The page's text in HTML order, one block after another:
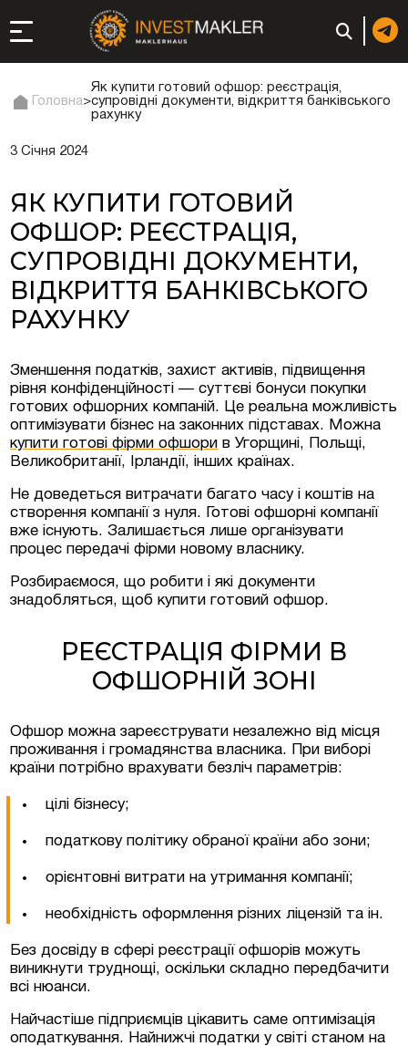
довгострокової
та супутні
реєстрація чи
ОАЕ | Відкрити
проєкти та
та Австрії
Головна>
Як купити готовий офшор: реєстрація,
супровідні документи, відкриття банківського
рахунку
3 Січня 2024
ЯК КУПИТИ ГОТОВИЙ
ОФШОР: РЕЄСТРАЦІЯ,
СУПРОВІДНІ ДОКУМЕНТИ,
ВІДКРИТТЯ БАНКІВСЬКОГО
РАХУНКУ
Зменшення податків, захист активів, підвищення
рівня конфіденційності — суттєві бонуси покупки
готових офшорних компаній. Це реальна можливість
оптимізувати бізнес на законних підставах. Можна
купити готові фірми офшори в Угорщині, Польщі,
Великобританії, Ірландії, інших країнах.
Не доведеться витрачати багато часу і коштів на
створення компанії з нуля. Готові офшорні компанії
вже існують. Залишається лише організувати
процес передачі фірми новому власнику.
Розбираємося, що робити і які документи
знадобляться, щоб купити готовий офшор.
РЕЄСТРАЦІЯ ФІРМИ В
ОФШОРНІЙ ЗОНІ
Офшор можна зареєструвати незалежно від місця
проживання і громадянства власника. При виборі
країни потрібно врахувати безліч параметрів:
цілі бізнесу;
податкову політику обраної країни або зони;
орієнтовні витрати на утримання компанії;
необхідність оформлення різних ліцензій та ін.
Без досвіду в сфері реєстрації офшорів можуть
виникнути труднощі, оскільки складно передбачити
всі нюанси.
Найчастіше підприємців цікавить саме оптимізація
оподаткування. Найнижчі податки у світі станом на